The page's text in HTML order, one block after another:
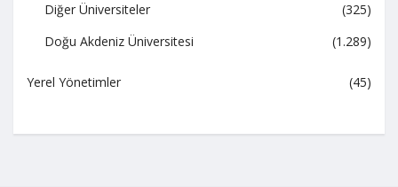
Diğer Üniversiteler
(325)
Doğu Akdeniz Üniversitesi
(1.289)
Yerel Yönetimler (45)